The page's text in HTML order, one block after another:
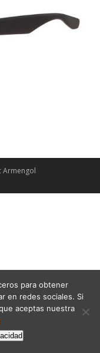
Armengol
para obtener
en redes sociales. Si
aceptas nuestra